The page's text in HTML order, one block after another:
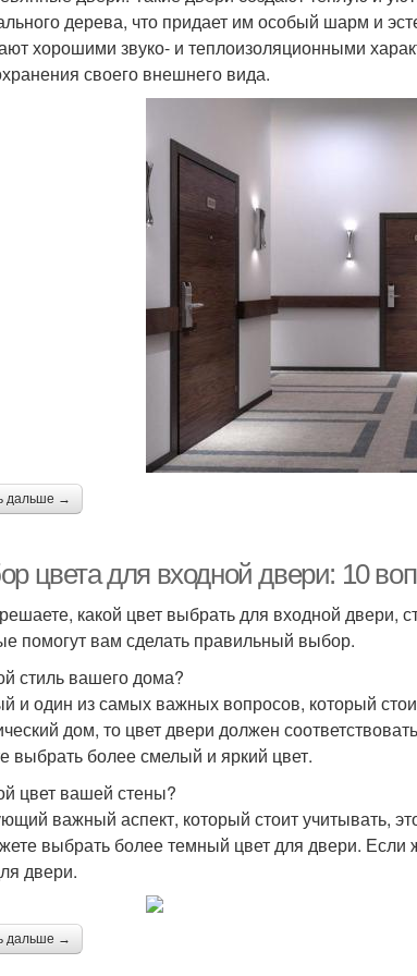
дерева, что придает им особый шарм и
хорошими звуко- и теплоизоляционными
своего внешнего вида.
дальше →
цвета для входной двери: 10
какой цвет выбрать для входной двери,
помогут вам сделать правильный выбор.
стиль вашего дома?
и один из самых важных вопросов, который
дом, то цвет двери должен
выбрать более смелый и яркий цвет.
цвет вашей стены?
важный аспект, который стоит учитывать,
выбрать более темный цвет для двери.
двери.
дальше →